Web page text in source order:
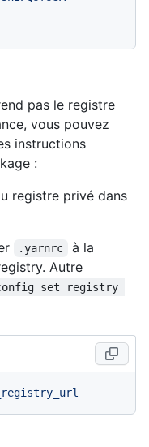
pas le registre
vous pouvez
instructions
:
registre privé dans
.yarnrc
à la
Autre
set registry